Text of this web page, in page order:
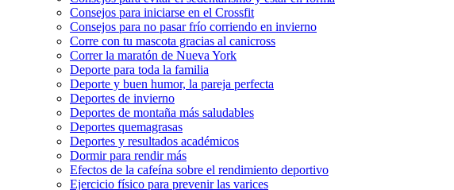
Consejos para iniciarse en el Crossfit
Consejos para no pasar frío corriendo en invierno
Corre con tu mascota gracias al canicross
Correr la maratón de Nueva York
Deporte para toda la familia
Deporte y buen humor, la pareja perfecta
Deportes de invierno
Deportes de montaña más saludables
Deportes quemagrasas
Deportes y resultados académicos
Dormir para rendir más
Efectos de la cafeína sobre el rendimiento deportivo
Ejercicio físico para prevenir las varices